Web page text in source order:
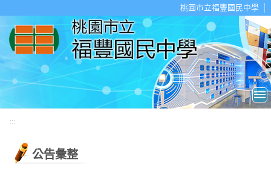
桃園市立福豐國民中學
:::
公告彙整